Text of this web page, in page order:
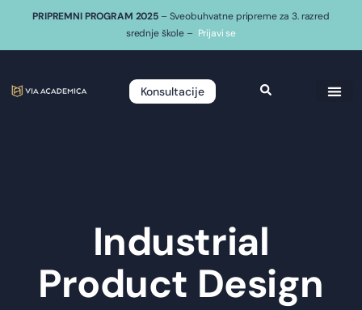
PRIPREMNI PROGRAM 2025 – Sveobuhvatne pripreme za 3. razred
srednje škole – Prijavi se
Konsultacije
Industrial
Product Design